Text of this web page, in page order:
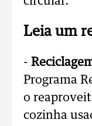
Leia um
-
Programa
o
cozinha